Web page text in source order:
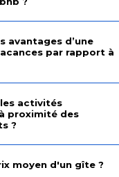
avantages d’une
par rapport à
activités
proximité des
?
moyen d'un gîte ?